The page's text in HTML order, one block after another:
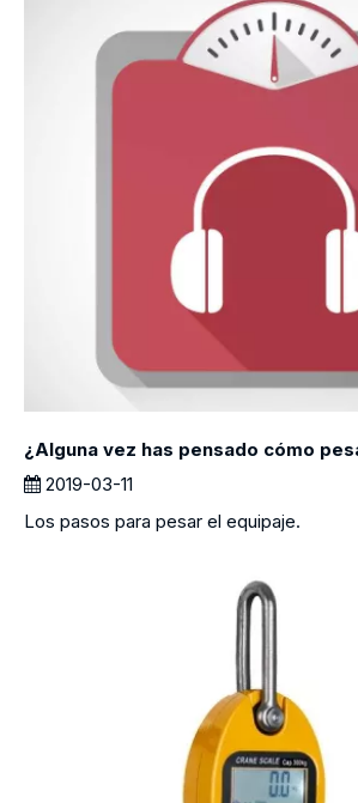
¿Alguna vez has pensado cómo
2019-03-11
Los pasos para pesar el equipaje.